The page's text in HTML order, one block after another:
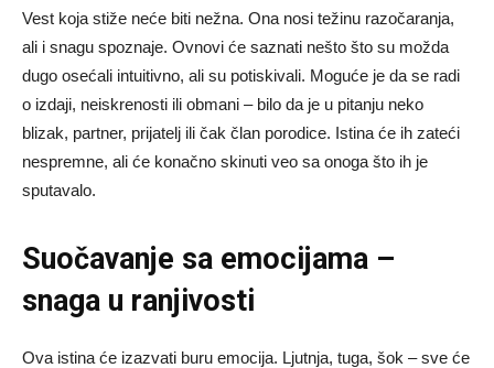
Vest koja stiže neće biti nežna. Ona nosi težinu razočaranja,
ali i snagu spoznaje. Ovnovi će saznati nešto što su možda
dugo osećali intuitivno, ali su potiskivali. Moguće je da se radi
o izdaji, neiskrenosti ili obmani – bilo da je u pitanju neko
blizak, partner, prijatelj ili čak član porodice. Istina će ih zateći
nespremne, ali će konačno skinuti veo sa onoga što ih je
sputavalo.
Suočavanje sa emocijama –
snaga u ranjivosti
Ova istina će izazvati buru emocija. Ljutnja, tuga, šok – sve će